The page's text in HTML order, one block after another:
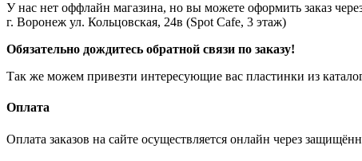
У нас нет оффлайн магазина, но вы можете оформить заказ
г. Воронеж ул. Кольцовская, 24в (Spot Cafe, 3 этаж)
Обязательно дождитесь обратной связи по заказу!
Так же можем привезти интересующие вас пластинки из
Оплата
Оплата заказов на сайте осуществляется онлайн через